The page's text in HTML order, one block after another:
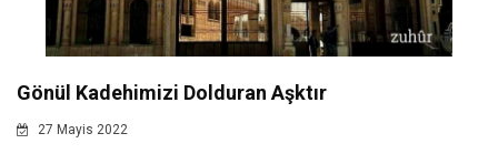
Gönül Kadehimizi Dolduran Aşktır
27 Mayis 2022